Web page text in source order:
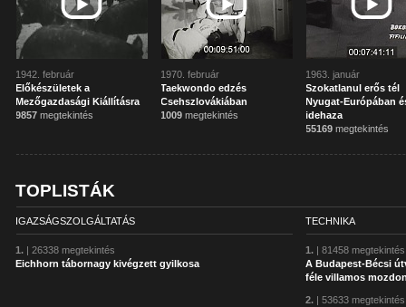
1942. február
Előkészületek a
Mezőgazdasági Kiállításra
9857 megtekintés
1970. február
Taekwondo edzés
Csehszlovákiában
1009 megtekintés
1963. január
Szokatlanul erős tél
Nyugat-Európában
idehaza
55169 megtekintés
TOPLISTÁK
IGAZSÁGSZOLGÁLTATÁS
1. | 26338 megtekintés
Eichhorn tábornagy kivégzett gyilkosa
TECHNIKA
1. | 81458 megtekintés
A Budapest-Bécsi
féle villamos
2. | 53633 megtekintés